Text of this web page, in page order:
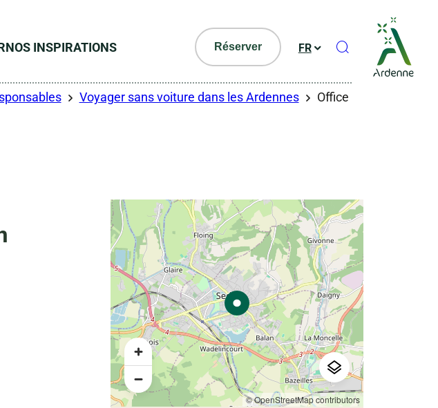
NOS INSPIRATIONS Réserver FR Ouvrir le
Voyager sans voiture dans les Ardennes
Office
© OpenStreetMap contributors